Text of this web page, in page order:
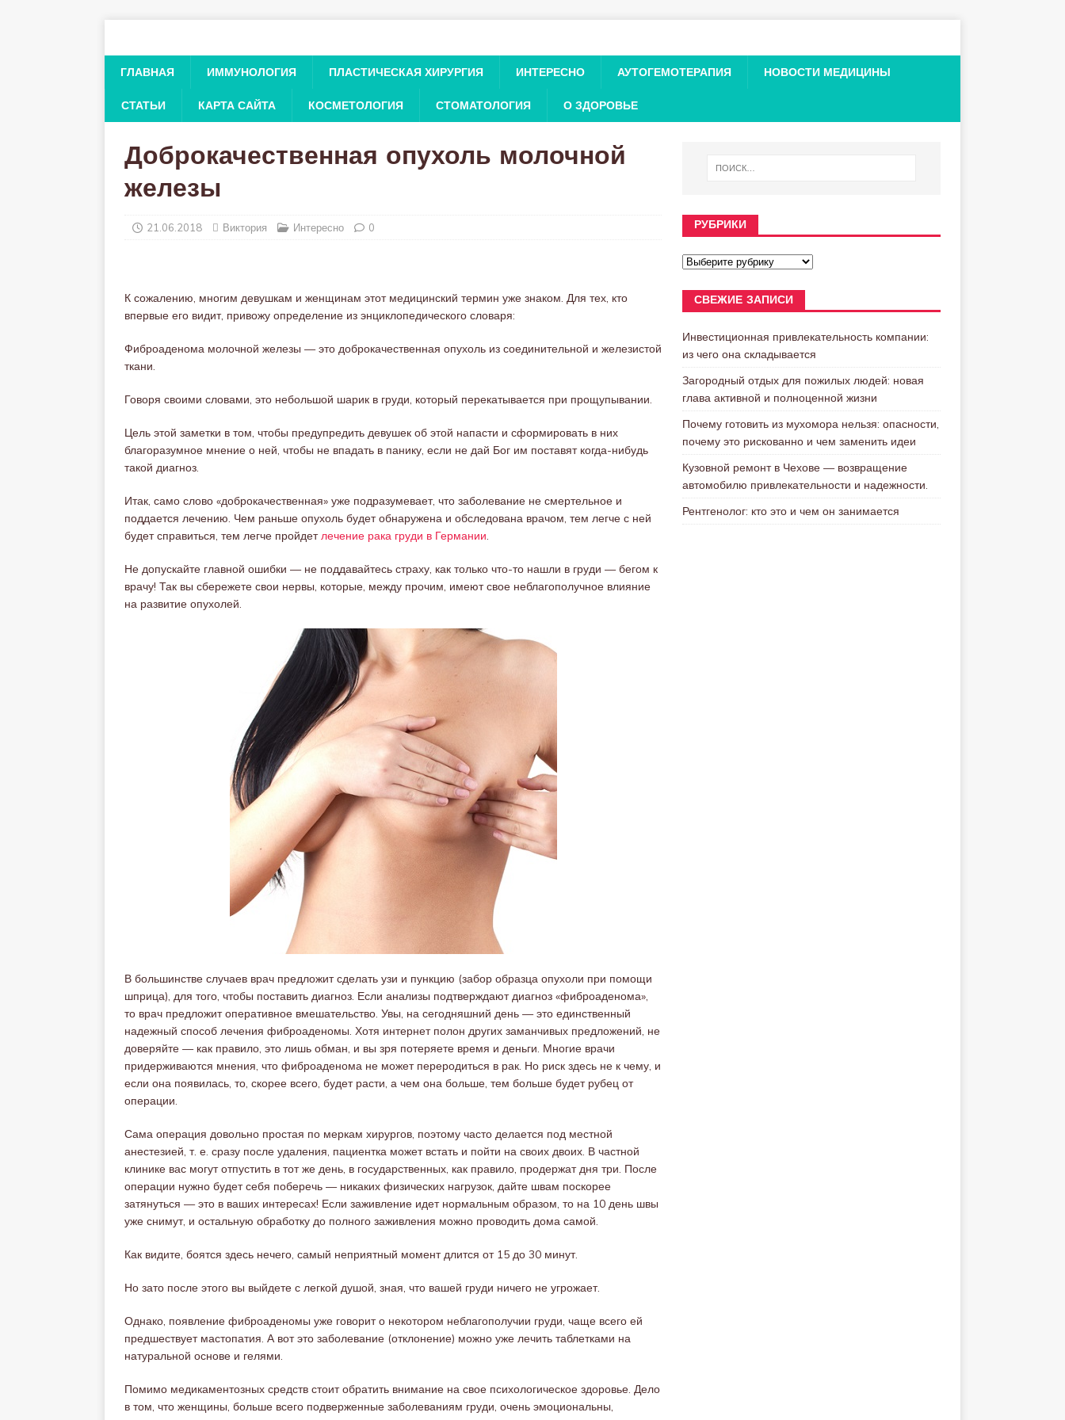
ГЛАВНАЯ ИММУНОЛОГИЯ ПЛАСТИЧЕСКАЯ ХИРУРГИЯ ИНТЕРЕСНО АУТОГЕМОТЕРАПИЯ НОВОСТИ МЕДИЦИНЫ
СТАТЬИ КАРТА САЙТА КОСМЕТОЛОГИЯ СТОМАТОЛОГИЯ О ЗДОРОВЬЕ
Доброкачественная опухоль молочной
железы
21.06.2018 Виктория Интересно 0
К сожалению, многим девушкам и женщинам этот медицинский термин уже знаком. Для тех, кто
впервые его видит, привожу определение из энциклопедического словаря:
Фиброаденома молочной железы — это доброкачественная опухоль из соединительной и железистой
ткани.
Говоря своими словами, это небольшой шарик в груди, который перекатывается при прощупывании.
Цель этой заметки в том, чтобы предупредить девушек об этой напасти и сформировать в них
благоразумное мнение о ней, чтобы не впадать в панику, если не дай Бог им поставят когда-нибудь
такой диагноз.
Итак, само слово «доброкачественная» уже подразумевает, что заболевание не смертельное и
поддается лечению. Чем раньше опухоль будет обнаружена и обследована врачом, тем легче с ней
будет справиться, тем легче пройдетлечение рака груди в Германии.
Не допускайте главной ошибки — не поддавайтесь страху, как только что-то нашли в груди — бегом к
врачу! Так вы сбережете свои нервы, которые, между прочим, имеют свое неблагополучное влияние
на развитие опухолей.
В большинстве случаев врач предложит сделать узи и пункцию (забор образца опухоли при помощи
шприца), для того, чтобы поставить диагноз. Если анализы подтверждают диагноз «фиброаденома»,
то врач предложит оперативное вмешательство. Увы, на сегодняшний день — это единственный
надежный способ лечения фиброаденомы. Хотя интернет полон других заманчивых предложений, не
доверяйте — как правило, это лишь обман, и вы зря потеряете время и деньги. Многие врачи
придерживаются мнения, что фиброаденома не может переродиться в рак. Но риск здесь не к чему, и
если она появилась, то, скорее всего, будет расти, а чем она больше, тем больше будет рубец от
операции.
Сама операция довольно простая по меркам хирургов, поэтому часто делается под местной
анестезией, т. е. сразу после удаления, пациентка может встать и пойти на своих двоих. В частной
клинике вас могут отпустить в тот же день, в государственных, как правило, продержат дня три. После
операции нужно будет себя поберечь — никаких физических нагрузок, дайте швам поскорее
затянуться — это в ваших интересах! Если заживление идет нормальным образом, то на 10 день швы
уже снимут, и остальную обработку до полного заживления можно проводить дома самой.
Как видите, боятся здесь нечего, самый неприятный момент длится от 15 до 30 минут.
Но зато после этого вы выйдете с легкой душой, зная, что вашей груди ничего не угрожает.
Однако, появление фиброаденомы уже говорит о некотором неблагополучии груди, чаще всего ей
предшествует мастопатия. А вот это заболевание (отклонение) можно уже лечить таблетками на
натуральной основе и гелями.
Помимо медикаментозных средств стоит обратить внимание на свое психологическое здоровье. Дело
в том, что женщины, больше всего подверженные заболеваниям груди, очень эмоциональны,
РУБРИКИ
СВЕЖИЕ ЗАПИСИ
Инвестиционная привлекательность компании:
из чего она складывается
Загородный отдых для пожилых людей: новая
глава активной и полноценной жизни
Почему готовить из мухомора нельзя: опасности,
почему это рискованно и чем заменить идеи
Кузовной ремонт в Чехове — возвращение
автомобилю привлекательности и надежности.
Рентгенолог: кто это и чем он занимается